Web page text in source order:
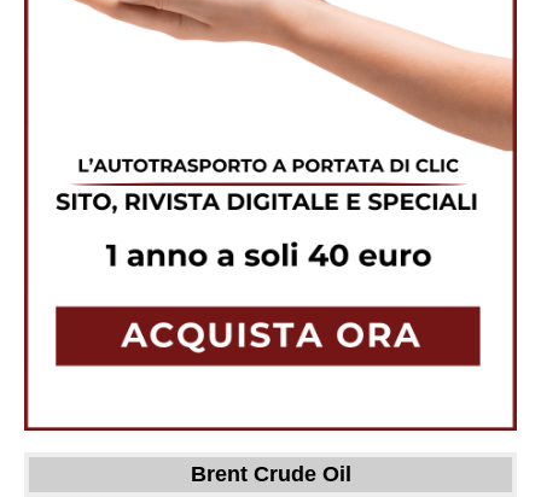
Brent Crude Oil